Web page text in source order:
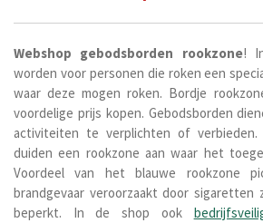
Webshop gebodsborden rookzone!
worden voor personen die roken een
waar deze mogen roken. Bordje
voordelige prijs kopen. Gebodsborden
activiteiten te verplichten of verbieden.
duiden een rookzone aan waar het
Voordeel van het blauwe rookzone
brandgevaar veroorzaakt door
beperkt. In deshop ook